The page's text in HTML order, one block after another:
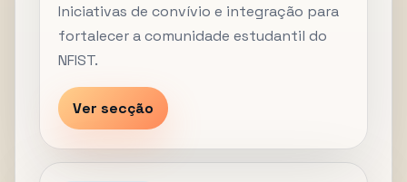
Iniciativas de convívio e integração para
fortalecer a comunidade estudantil do
NFIST.
Ver secção